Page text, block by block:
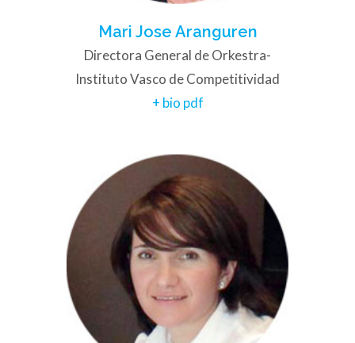
Mari Jose Aranguren
Directora General de Orkestra-
Instituto Vasco de Competitividad
+ bio pdf